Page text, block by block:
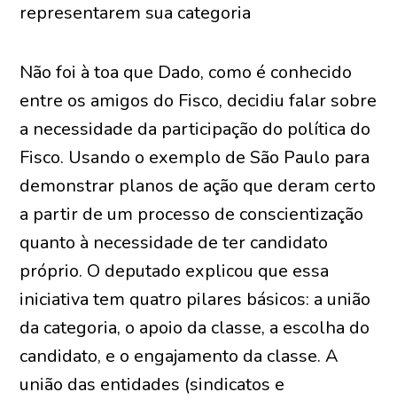
representarem sua categoria
Não foi à toa que Dado, como é conhecido
entre os amigos do Fisco, decidiu falar sobre
a necessidade da participação do política do
Fisco. Usando o exemplo de São Paulo para
demonstrar planos de ação que deram certo
a partir de um processo de conscientização
quanto à necessidade de ter candidato
próprio. O deputado explicou que essa
iniciativa tem quatro pilares básicos: a união
da categoria, o apoio da classe, a escolha do
candidato, e o engajamento da classe. A
união das entidades (sindicatos e